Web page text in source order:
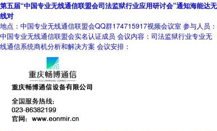
第五届“中国专业无线通信联盟会司法监狱行业应用研讨会”通知海能达无
线对
地点：中国专业无线通信联盟会QQ群174715917视频会议室 参与人员：
中国专业无线通信联盟会实名认证成员 会议内容：司法监狱行业专业无
线通信系统商机分析和解决方案 会议安排：